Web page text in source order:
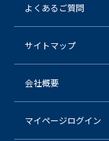
よくあるご質問
サイトマップ
会社概要
マイページログイン